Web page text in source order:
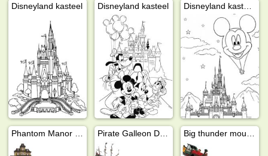
Disneyland kasteel Disneyland kasteel